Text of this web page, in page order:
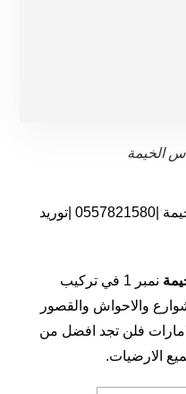
الخيمة
شركة تركيب انترلوك في راس الخيمة |0557821580 |توريد
نمبر 1 في تركيب
والاحواش والقصور
فلن تجد افضل من
الارضيات.